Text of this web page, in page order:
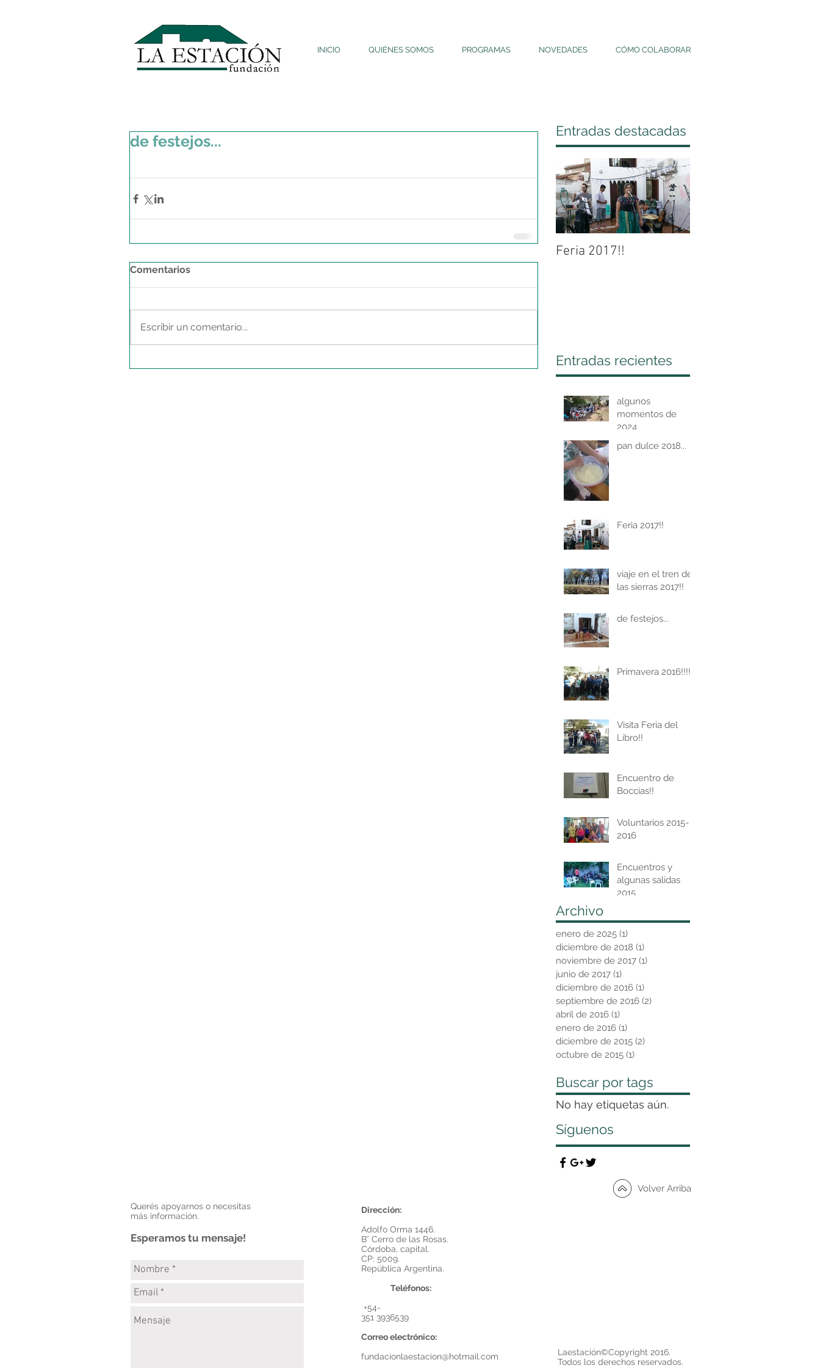
INICIO QUIÉNES SOMOS PROGRAMAS NOVEDADES CÓMO COLABORAR
de festejos...
Comentarios
Escribir un comentario...
Entradas destacadas
Feria 2017!!
Entradas recientes
algunos
momentos de
2024
pan dulce 2018...
Feria 2017!!
viaje en el tren de
las sierras 2017!!
de festejos...
Primavera 2016!!!!
Visita Feria del
Libro!!
Encuentro de
Boccias!!
Voluntarios 2015-
2016
Encuentros y
algunas salidas
2015
Archivo
enero de 2025 (1)
diciembre de 2018 (1)
noviembre de 2017 (1)
junio de 2017 (1)
diciembre de 2016 (1)
septiembre de 2016 (2)
abril de 2016 (1)
enero de 2016 (1)
diciembre de 2015 (2)
octubre de 2015 (1)
Buscar por tags
No hay etiquetas aún.
Síguenos
Querés apoyarnos o necesitas
más información.
Esperamos tu mensaje!
Dirección:
Adolfo Orma 1446.
B° Cerro de las Rosas.
Córdoba, capital.
CP: 5009.
República Argentina.
Teléfonos:
​ +54-
351 3936539
Correo electrónico:
fundacionlaestacion@hotmail.com
Volver Arriba
Laestación©Copyright 2016.
Todos los derechos reservados.